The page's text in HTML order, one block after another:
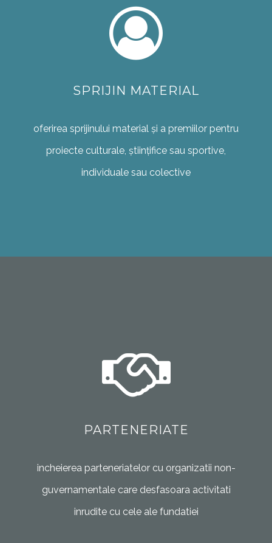
SPRIJIN MATERIAL
oferirea sprijinului material și a premiilor pentru
proiecte culturale, științifice sau sportive,
individuale sau colective
PARTENERIATE
incheierea parteneriatelor cu organizatii non-
guvernamentale care desfasoara activitati
inrudite cu cele ale fundatiei